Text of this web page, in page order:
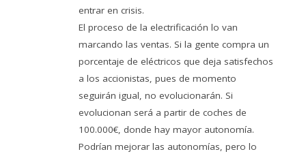
entrar en crisis.
El proceso de la electrificación lo van
marcando las ventas. Si la gente compra un
porcentaje de eléctricos que deja satisfechos
a los accionistas, pues de momento
seguirán igual, no evolucionarán. Si
evolucionan será a partir de coches de
100.000€, donde hay mayor autonomía.
Podrían mejorar las autonomías, pero lo